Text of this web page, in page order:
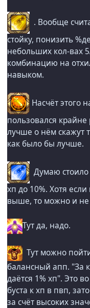
. Вообще
стойку, понизить
небольших кол-вах
комбинацию на
навыком.
Насчёт этого
пользовался крайне
лучше о нём скажут
как было бы лучше.
Думаю
хп до 10%. Хотя
выше, то можно и не
Тут да, надо.
Тут можно
балансный апп. "За
даётся 1% хп". Это
буста к хп в пвп,
за счёт высоких